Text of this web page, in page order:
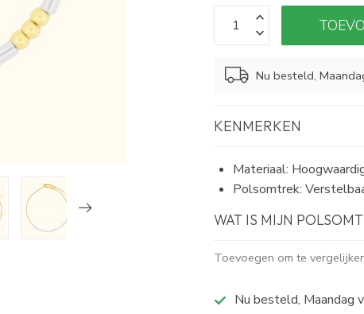
Nu besteld,
KENMERKEN
Materiaal:
Polsomtrek:
WAT IS MIJN
Toevoegen om te
Nu besteld, Maandag